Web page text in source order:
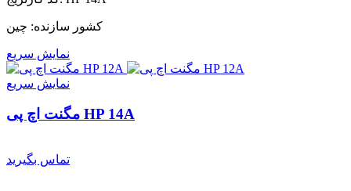
کشور سازنده: چین
نمایش سریع
نمایش سریع
مگنت اچ پی HP 14A
تماس بگیرید